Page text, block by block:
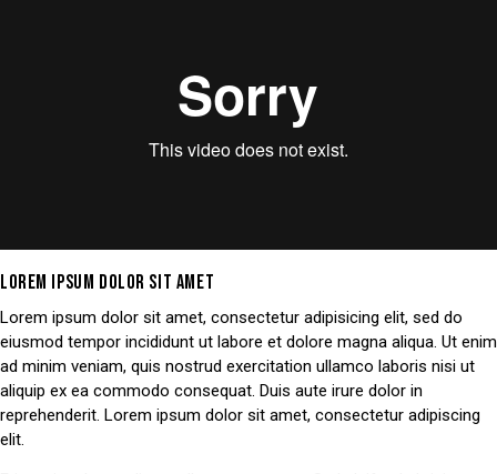
LOREM IPSUM DOLOR SIT AMET
Lorem ipsum dolor sit amet, consectetur adipisicing elit, sed do
eiusmod tempor incididunt ut labore et dolore magna aliqua. Ut enim
ad minim veniam, quis nostrud exercitation ullamco laboris nisi ut
aliquip ex ea commodo consequat. Duis aute irure dolor in
reprehenderit. Lorem ipsum dolor sit amet, consectetur adipiscing
elit.